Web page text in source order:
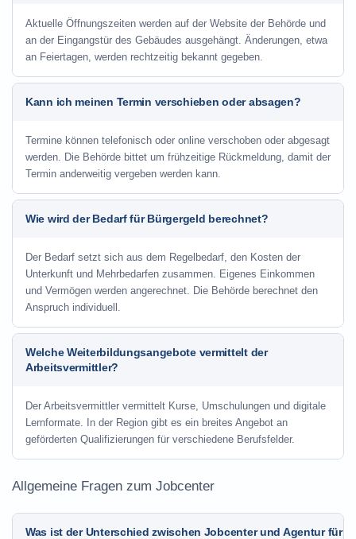
Aktuelle Öffnungszeiten werden auf der Website der Behörde und
an der Eingangstür des Gebäudes ausgehängt. Änderungen, etwa
an Feiertagen, werden rechtzeitig bekannt gegeben.
Kann ich meinen Termin verschieben oder absagen?
Termine können telefonisch oder online verschoben oder abgesagt
werden. Die Behörde bittet um frühzeitige Rückmeldung, damit der
Termin anderweitig vergeben werden kann.
Wie wird der Bedarf für Bürgergeld berechnet?
Der Bedarf setzt sich aus dem Regelbedarf, den Kosten der
Unterkunft und Mehrbedarfen zusammen. Eigenes Einkommen
und Vermögen werden angerechnet. Die Behörde berechnet den
Anspruch individuell.
Welche Weiterbildungsangebote vermittelt der
Arbeitsvermittler?
Der Arbeitsvermittler vermittelt Kurse, Umschulungen und digitale
Lernformate. In der Region gibt es ein breites Angebot an
geförderten Qualifizierungen für verschiedene Berufsfelder.
Allgemeine Fragen zum Jobcenter
Was ist der Unterschied zwischen Jobcenter und Agentur für